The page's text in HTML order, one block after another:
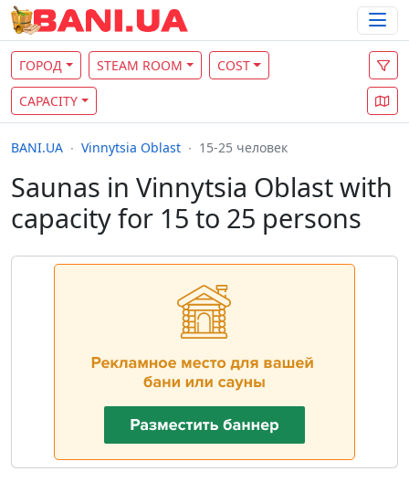
ГОРОД STEAM ROOM COST
CAPACITY
BANI.UA Vinnytsia Oblast 15-25 человек
Saunas in Vinnytsia Oblast with
capacity for 15 to 25 persons